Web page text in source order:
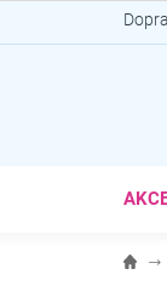
na